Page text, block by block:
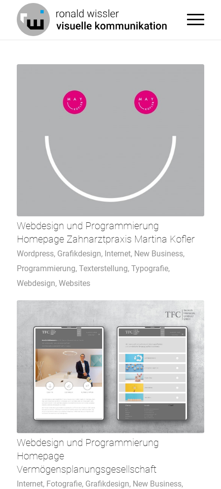
Webdesign und Programmierung
Homepage Zahnarztpraxis Martina Kofler
Wordpress, Grafikdesign, Internet, New Business,
Programmierung, Texterstellung, Typografie,
Webdesign, Websites
Webdesign und Programmierung
Homepage
Vermögensplanungsgesellschaft
Internet, Fotografie, Grafikdesign, New Business,